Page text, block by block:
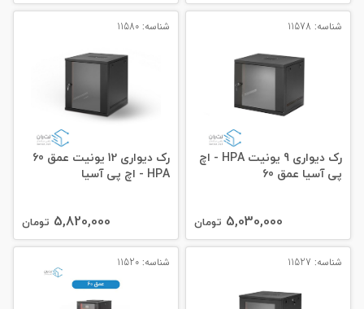
شناسه: 11578
رک دیواری 9 یونیت HPA - اچ
پی آسیا عمق 60
5,030,000 تومان
شناسه: 11580
رک دیواری 12 یونیت عمق 60
HPA - اچ پی آسیا
5,820,000 تومان
شناسه: 11527 شناسه: 11520